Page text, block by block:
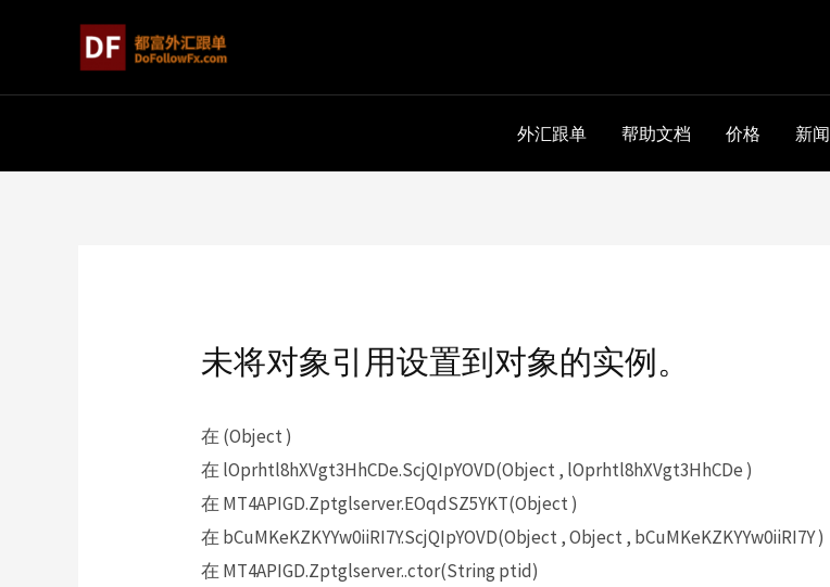
外汇跟单 帮助文档 价格 新闻
未将对象引用设置到对象的实例。
在 (Object )
在 lOprhtl8hXVgt3HhCDe.ScjQIpYOVD(Object , lOprhtl8hXVgt3HhCDe )
在 MT4APIGD.Zptglserver.EOqdSZ5YKT(Object )
在 bCuMKeKZKYYw0iiRI7Y.ScjQIpYOVD(Object , Object , bCuMKeKZKYYw0iiRI7Y )
在 MT4APIGD.Zptglserver..ctor(String ptid)